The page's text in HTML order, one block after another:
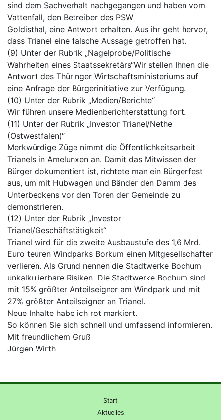
sind dem Sachverhalt nachgegangen und haben vom
Vattenfall, den Betreiber des PSW
Goldisthal, eine Antwort erhalten. Aus ihr geht hervor,
dass Trianel eine falsche Aussage getroffen hat.
(9) Unter der Rubrik „Nagelprobe/Politische
Wahrheiten eines Staatssekretärs“Wir stellen Ihnen die
Antwort des Thüringer Wirtschaftsministeriums auf
eine Anfrage der Bürgerinitiative zur Verfügung.
(10) Unter der Rubrik „Medien/Berichte“
Wir führen unsere Medienberichterstattung fort.
(11) Unter der Rubrik „Investor Trianel/Nethe
(Ostwestfalen)“
Merkwürdige Züge nimmt die Öffentlichkeitsarbeit
Trianels in Amelunxen an. Damit das Mitwissen der
Bürger dokumentiert ist, richtete man ein Bürgerfest
aus, um mit Hubwagen und Bänder den Damm des
Unterbeckens vor den Toren der Gemeinde zu
demonstrieren.
(12) Unter der Rubrik „Investor
Trianel/Geschäftstätigkeit“
Trianel wird für die zweite Ausbaustufe des 1,6 Mrd.
Euro teuren Windparks Borkum einen Mitgesellschafter
verlieren. Als Grund nennen die Stadtwerke Bochum
unkalkulierbare Risiken. Die Stadtwerke Bochum sind
mit 15% größter Anteilseigner am Windpark und mit
27% größter Anteilseigner an Trianel.
Neue Inhalte habe ich rot markiert.
So können Sie sich schnell und umfassend informieren.
Mit freundlichem Gruß
Jürgen Wirth
Start
Aktuelles